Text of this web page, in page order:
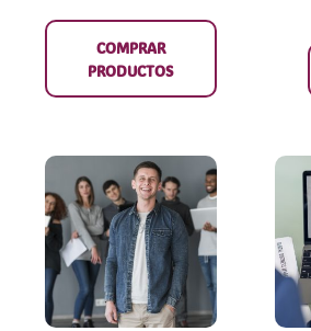
COMPRAR
PRODUCTOS